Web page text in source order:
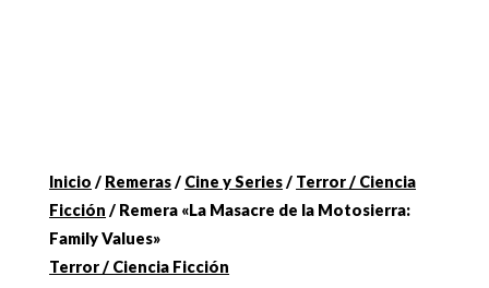
Inicio / Remeras/ Cine y Series/ Terror / Ciencia
Ficción / Remera «La Masacre de la Motosierra:
Family Values»
Terror / Ciencia Ficción